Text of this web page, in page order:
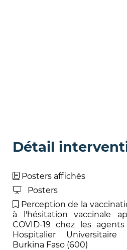
Détail
Posters affichés
Posters
Perception de la
à l'hésitation vaccinale
COVID-19 chez les
Hospitalier Universitaire
Burkina Faso (600)